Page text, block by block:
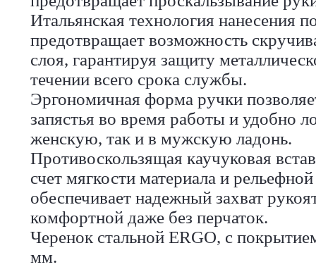
Итальянская технология нанесения
предотвращает возможность
слоя, гарантируя защиту
течении всего срока службы.
Эргономичная форма ручки
запястья во время работы и удобно
женскую, так и в мужскую ладонь.
Противоскользящая каучуковая
счет мягкости материала и
обеспечивает надежный захват
комфортной даже без перчаток.
Черенок стальной ERGO, с
мм.